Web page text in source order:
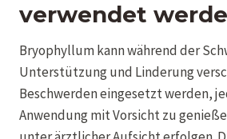
verwendet
Bryophyllum kann während der
Unterstützung und Linderung
Beschwerden eingesetzt werden,
Anwendung mit Vorsicht zu